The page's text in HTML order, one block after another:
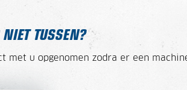
TUSSEN?
met u opgenomen zodra er een